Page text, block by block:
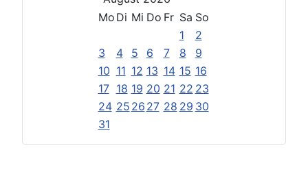
Mo Di Mi Do Fr Sa So
1
2
3
4 5 6 7 8
9
10 11 12 13 14 15 16
17 18 19 20 21 22 23
24 25 26 27 28 29 30
31